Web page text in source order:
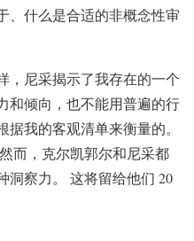
、什么是合适的非概念性审
尼采揭示了我存在的一个
和倾向，也不能用普遍的行
我的客观清单来衡量的。
而，克尔凯郭尔和尼采都
洞察力。 这将留给他们 20